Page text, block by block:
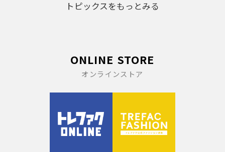
トピックスをもっとみる
ONLINE STORE
オンラインストア